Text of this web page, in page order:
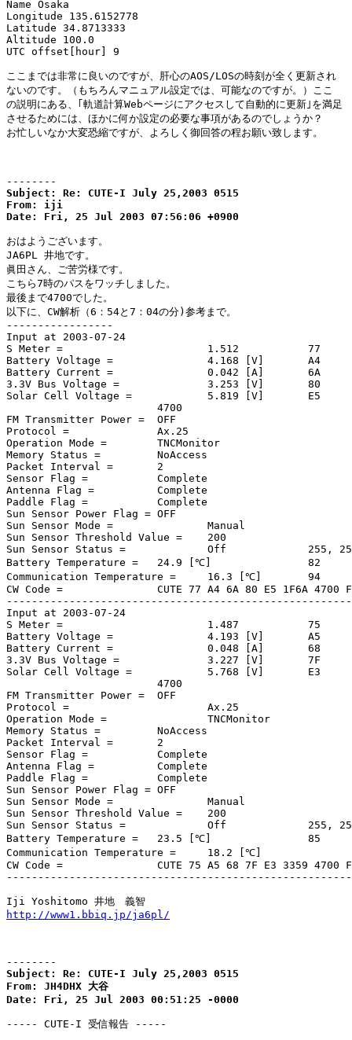
Name Osaka
Longitude 135.6152778
Latitude 34.8713333
Altitude 100.0
UTC offset[hour] 9
ここまでは非常に良いのですが、肝心のAOS/LOSの時刻が全く更新され
ないのです。（もちろんマニュアル設定では、可能なのですが。）ここ
の説明にある、｢軌道計算Webページにアクセスして自動的に更新｣を満足
させるためには、ほかに何か設定の必要な事項があるのでしょうか？
お忙しいなか大変恐縮ですが、よろしく御回答の程お願い致します。
--------
Subject: Re: CUTE-I July 25,2003 0515
From: iji
Date: Fri, 25 Jul 2003 07:56:06 +0900
おはようございます。
JA6PL 井地です。
眞田さん、ご苦労様です。
こちら7時のパスをワッチしました。
最後まで4700でした。
以下に、CW解析（6：54と7：04の分)参考まで。
-----------------
Input at 2003-07-24
S Meter =			1.512		77
Battery Voltage =		4.168 [V]	A4
Battery Current =		0.042 [A]	6A
3.3V Bus Voltage =		3.253 [V]	80
FM Transmitter Power =	OFF
Protocol =		Ax.25
Operation Mode =	TNCMonitor
Memory Status =		NoAccess
Packet Interval =	2
Sensor Flag =		Complete
Antenna Flag =		Complete
Paddle Flag =		Complete
Sun Sensor Power Flag =	OFF
Sun Sensor Mode =		Manual
Sun Sensor Threshold Value =	200
Sun Sensor Status =		Off		255, 255
Battery Temperature =	24.9 [℃]		82
Communication Temperature =	16.3 [℃]	94
CW Code = 		CUTE 77 A4 6A 80 E5 1F6A 4700 FF FF 82 94
Input at 2003-07-24
S Meter =			1.487		75
Battery Voltage =		4.193 [V]	A5
Battery Current =		0.048 [A]	68
3.3V Bus Voltage =		3.227 [V]	7F
FM Transmitter Power =	OFF
Protocol =			Ax.25
Operation Mode =		TNCMonitor
Memory Status =		NoAccess
Packet Interval =	2
Sensor Flag =		Complete
Antenna Flag =		Complete
Paddle Flag =		Complete
Sun Sensor Power Flag =	OFF
Sun Sensor Mode =		Manual
Sun Sensor Threshold Value =	200
Sun Sensor Status =		Off		255, 255
Battery Temperature =	23.5 [℃]		85
Communication Temperature =	18.2 [℃]		90
CW Code = 		CUTE 75 A5 68 7F E3 3359 4700 FF FF 85 90
http://www1.bbiq.jp/ja6pl/
--------
Subject: Re: CUTE-I July 25,2003 0515
From: JH4DHX 大谷
Date: Fri, 25 Jul 2003 00:51:25 -0000
----- CUTE-I 受信報告 -----